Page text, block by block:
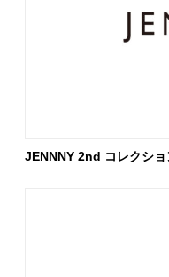
JENNNY 2nd コレクシ